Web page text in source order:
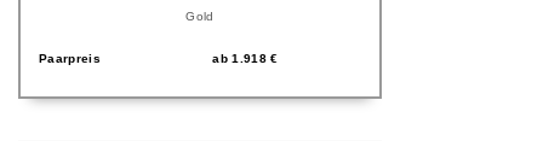
Gold
Paarpreis ab1.918€